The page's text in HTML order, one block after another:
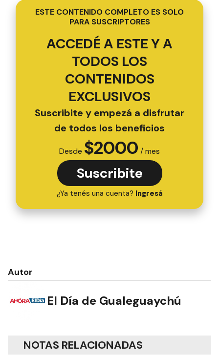
ESTE CONTENIDO COMPLETO ES SOLO
PARA SUSCRIPTORES
ACCEDÉ A ESTE Y A
TODOS LOS
CONTENIDOS
EXCLUSIVOS
Suscribite y empezá a disfrutar
de todos los beneficios
Desde $2000 / mes
Suscribite
¿Ya tenés una cuenta? Ingresá
Autor
El Día de Gualeguaychú
NOTAS RELACIONADAS